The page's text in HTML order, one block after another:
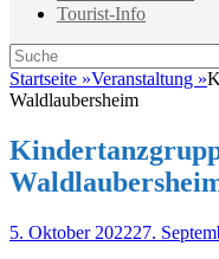
Tourist-Info
Suche
Suche
nach:
Startseite »Veranstaltung »
Waldlaubersheim
Veröffentlicht
5. Oktober 202227.